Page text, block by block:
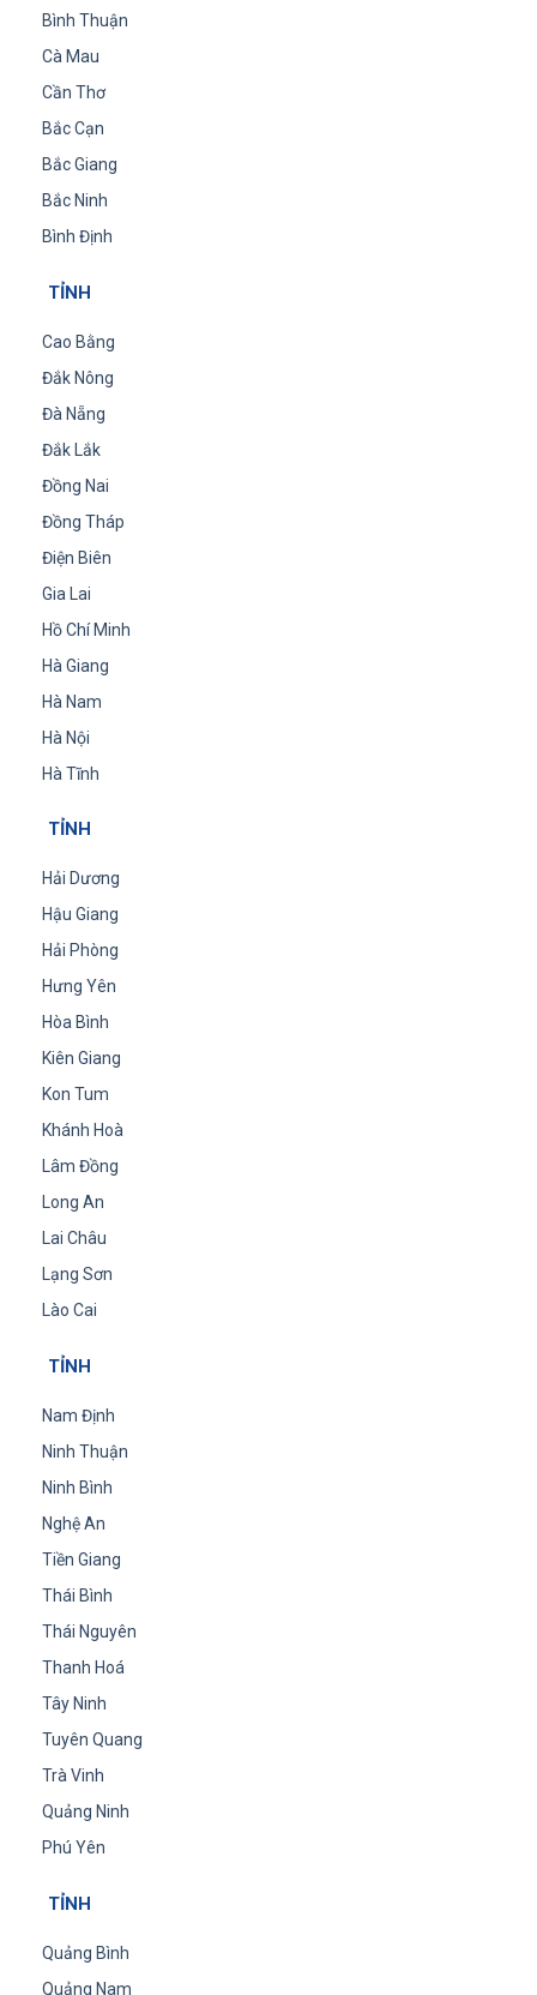
Bình Thuận
Cà Mau
Cần Thơ
Bắc Cạn
Bắc Giang
Bắc Ninh
Bình Định
TỈNH
Cao Bằng
Đắk Nông
Đà Nẵng
Đắk Lắk
Đồng Nai
Đồng Tháp
Điện Biên
Gia Lai
Hồ Chí Minh
Hà Giang
Hà Nam
Hà Nội
Hà Tĩnh
TỈNH
Hải Dương
Hậu Giang
Hải Phòng
Hưng Yên
Hòa Bình
Kiên Giang
Kon Tum
Khánh Hoà
Lâm Đồng
Long An
Lai Châu
Lạng Sơn
Lào Cai
TỈNH
Nam Định
Ninh Thuận
Ninh Bình
Nghệ An
Tiền Giang
Thái Bình
Thái Nguyên
Thanh Hoá
Tây Ninh
Tuyên Quang
Trà Vinh
Quảng Ninh
Phú Yên
TỈNH
Quảng Bình
Quảng Nam